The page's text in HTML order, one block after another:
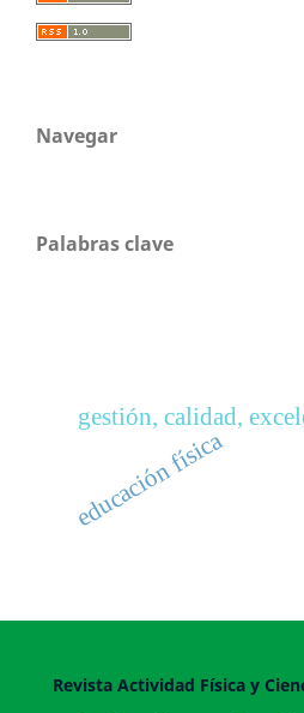
Navegar
Palabras clave
educación física
gestión, calidad,
Revista Actividad Física y